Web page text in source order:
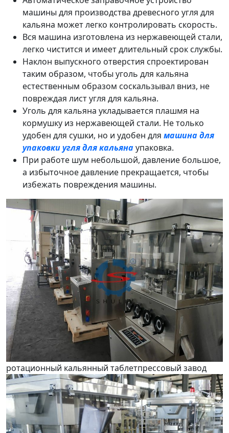
машины для производства древесного угля для
кальяна может легко контролировать скорость.
Вся машина изготовлена ​​из нержавеющей стали,
легко чистится и имеет длительный срок службы.
Наклон выпускного отверстия спроектирован
таким образом, чтобы уголь для кальяна
естественным образом соскальзывал вниз, не
повреждая лист угля для кальяна.
Уголь для кальяна укладывается плашмя на
кормушку из нержавеющей стали. Не только
удобен для сушки, но и удобен для машина для
упаковки угля для кальянаупаковка.
При работе шум небольшой, давление большое,
а избыточное давление прекращается, чтобы
избежать повреждения машины.
ротационный кальянный таблетпрессовый завод